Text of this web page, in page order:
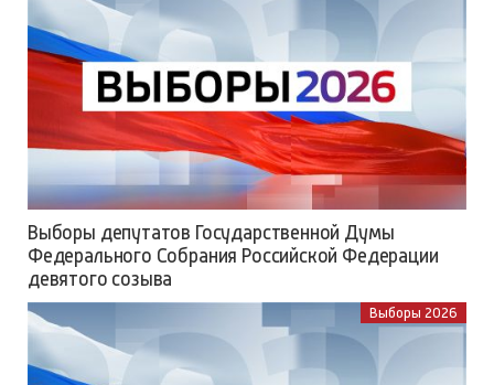
Выборы депутатов Государственной Думы
Федерального Собрания Российской Федерации
девятого созыва
Выборы 2026